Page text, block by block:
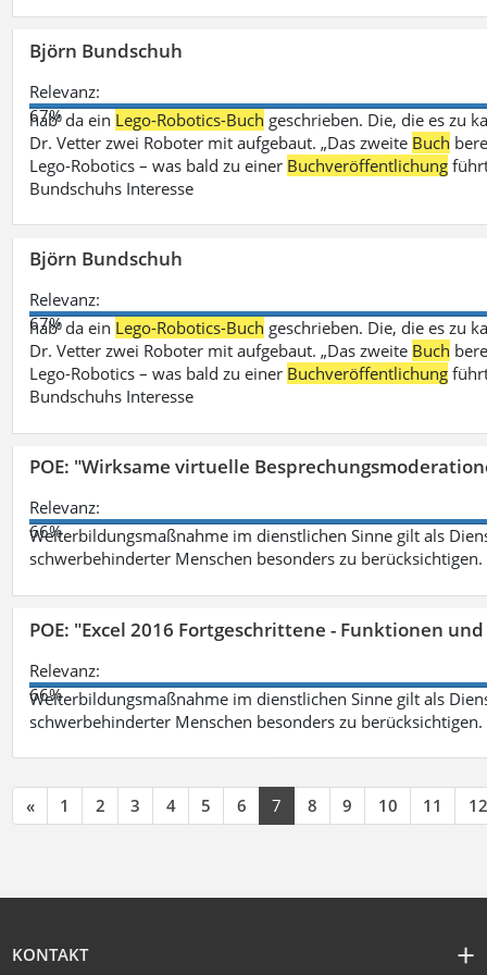
Björn Bundschuh
Relevanz:
67%
hab‘ da ein Lego-Robotics-Buch geschrieben. Die, die es zu
Dr. Vetter zwei Roboter mit aufgebaut. „Das zweite Buch
Lego-Robotics – was bald zu einer Buchveröffentlichung
Bundschuhs Interesse
Björn Bundschuh
Relevanz:
67%
hab‘ da ein Lego-Robotics-Buch geschrieben. Die, die es zu
Dr. Vetter zwei Roboter mit aufgebaut. „Das zweite Buch
Lego-Robotics – was bald zu einer Buchveröffentlichung
Bundschuhs Interesse
POE: "Wirksame virtuelle
Relevanz:
66%
Weiterbildungsmaßnahme im dienstlichen Sinne gilt als
schwerbehinderter Menschen besonders zu berücksichtigen.
POE: "Excel 2016 Fortgeschrittene - Funktionen
Relevanz:
66%
Weiterbildungsmaßnahme im dienstlichen Sinne gilt als
schwerbehinderter Menschen besonders zu berücksichtigen.
« 1 2 3 4 5 6 7 8 9 10 11 12
KONTAKT